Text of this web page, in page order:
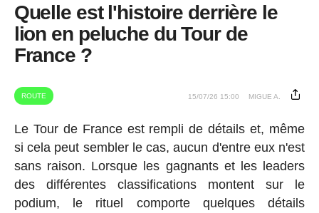
Quelle est l'histoire derrière le
lion en peluche du Tour de
France ?
ROUTE 15/07/26 15:00 MIGUE A.
Le Tour de France est rempli de détails et, même
si cela peut sembler le cas, aucun d'entre eux n'est
sans raison. Lorsque les gagnants et les leaders
des différentes classifications montent sur le
podium, le rituel comporte quelques détails